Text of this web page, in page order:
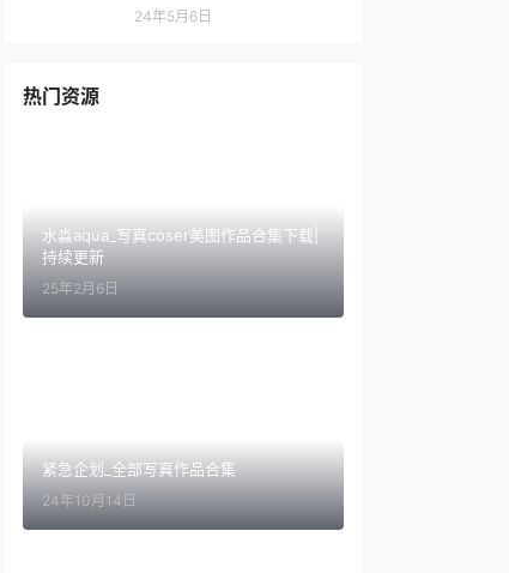
24年5月6日
热门资源
水淼aqua_写真coser美图作品合集下载|
持续更新
25年2月6日
紧急企划_全部写真作品合集
24年10月14日